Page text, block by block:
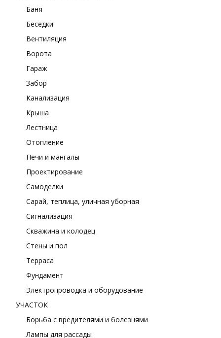
Баня
Беседки
Вентиляция
Ворота
Гараж
Забор
Канализация
Крыша
Лестница
Отопление
Печи и мангалы
Проектирование
Самоделки
Сарай, теплица, уличная уборная
Сигнализация
Скважина и колодец
Стены и пол
Терраса
Фундамент
Электропроводка и оборудование
УЧАСТОК
Борьба с вредителями и болезнями
Лампы для рассады